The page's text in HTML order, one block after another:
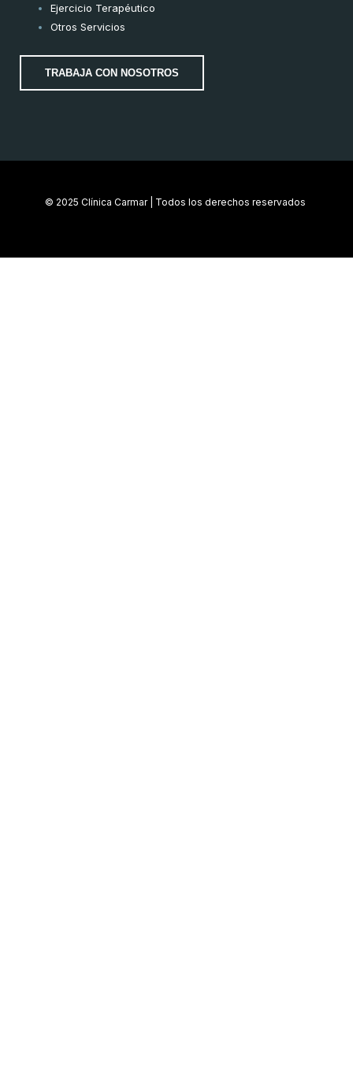
Ejercicio Terapéutico
Otros Servicios
TRABAJA CON NOSOTROS
© 2025 Clínica Carmar | Todos los derechos reservados